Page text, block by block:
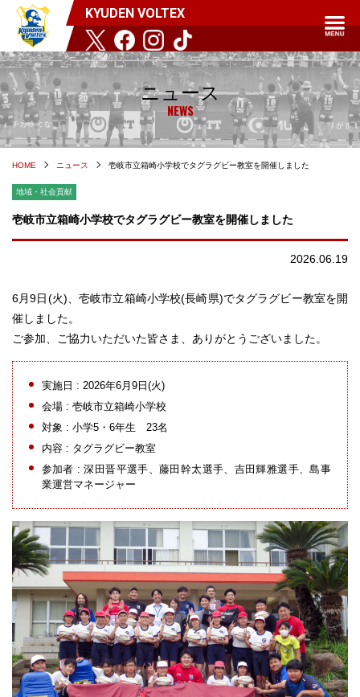
KYUDEN VOLTEX
ニュース
NEWS
HOME ニュース 壱岐市立箱崎小学校でタグラグビー教室を開催しました
地域・社会貢献
壱岐市立箱崎小学校でタグラグビー教室を開催しました
2026.06.19
6月9日(火)、壱岐市立箱崎小学校(長崎県)でタグラグビー教室を開
催しました。
ご参加、ご協力いただいた皆さま、ありがとうございました。
実施日 : 2026年6月9日(火)
会場 : 壱岐市立箱崎小学校
対象 : 小学5・6年生 23名
内容 : タグラグビー教室
参加者 : 深田晋平選手、藤田幹太選手、吉田輝雅選手、島事
業運営マネージャー